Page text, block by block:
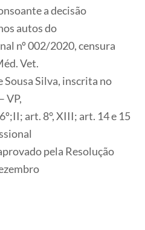
a decisão
autos do
nº 002/2020, censura
Vet.
Sousa Silva, inscrita no
VP,
art. 8°, XIII; art. 14 e 15
pela Resolução